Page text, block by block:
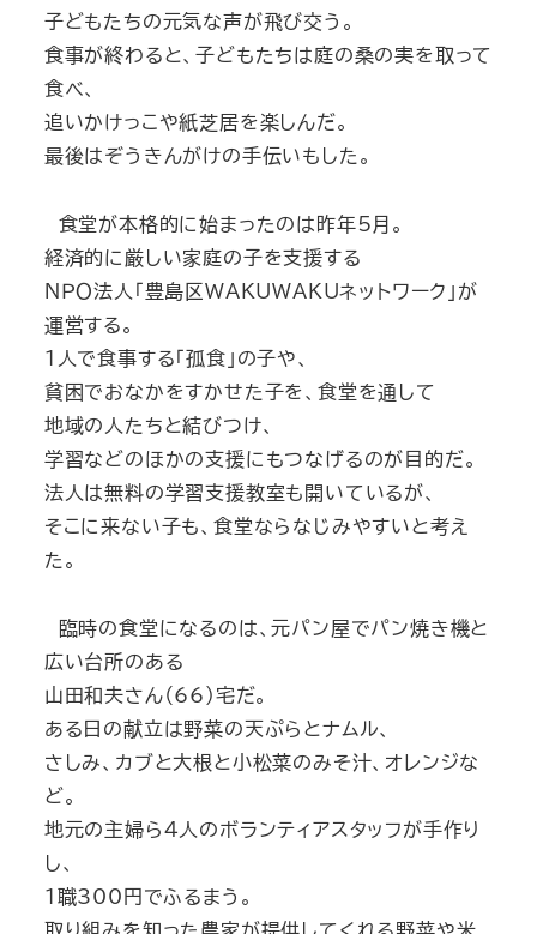
子どもたちの元気な声が飛び交う。
食事が終わると、子どもたちは庭の桑の実を取って
食べ、
追いかけっこや紙芝居を楽しんだ。
最後はぞうきんがけの手伝いもした。
食堂が本格的に始まったのは昨年5月。
経済的に厳しい家庭の子を支援する
ＮＰＯ法人「豊島区WAKUWAKUネットワーク」が
運営する。
１人で食事する「孤食」の子や、
貧困でおなかをすかせた子を、食堂を通して
地域の人たちと結びつけ、
学習などのほかの支援にもつなげるのが目的だ。
法人は無料の学習支援教室も開いているが、
そこに来ない子も、食堂ならなじみやすいと考え
た。
臨時の食堂になるのは、元パン屋でパン焼き機と
広い台所のある
山田和夫さん（66）宅だ。
ある日の献立は野菜の天ぷらとナムル、
さしみ、カブと大根と小松菜のみそ汁、オレンジな
ど。
地元の主婦ら4人のボランティアスタッフが手作り
し、
１職300円でふるまう。